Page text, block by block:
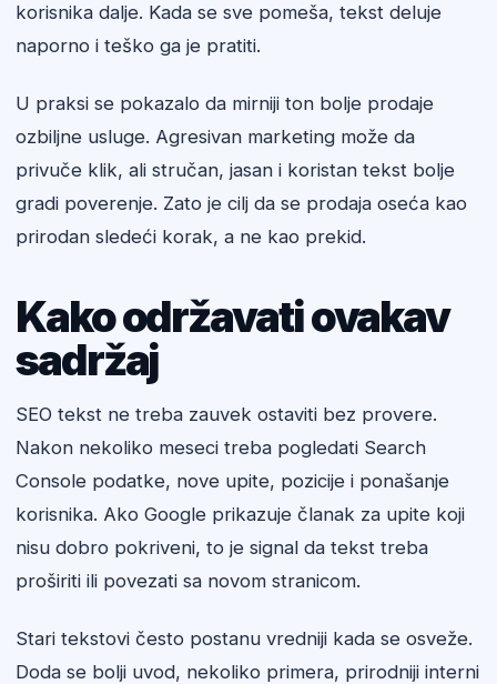
korisnika dalje. Kada se sve pomeša, tekst deluje
naporno i teško ga je pratiti.
U praksi se pokazalo da mirniji ton bolje prodaje
ozbiljne usluge. Agresivan marketing može da
privuče klik, ali stručan, jasan i koristan tekst bolje
gradi poverenje. Zato je cilj da se prodaja oseća kao
prirodan sledeći korak, a ne kao prekid.
Kako održavati ovakav
sadržaj
SEO tekst ne treba zauvek ostaviti bez provere.
Nakon nekoliko meseci treba pogledati Search
Console podatke, nove upite, pozicije i ponašanje
korisnika. Ako Google prikazuje članak za upite koji
nisu dobro pokriveni, to je signal da tekst treba
proširiti ili povezati sa novom stranicom.
Stari tekstovi često postanu vredniji kada se osveže.
Doda se bolji uvod, nekoliko primera, prirodniji interni